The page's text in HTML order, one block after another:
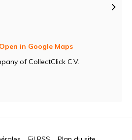
Open in Google Maps
of CollectClick C.V.